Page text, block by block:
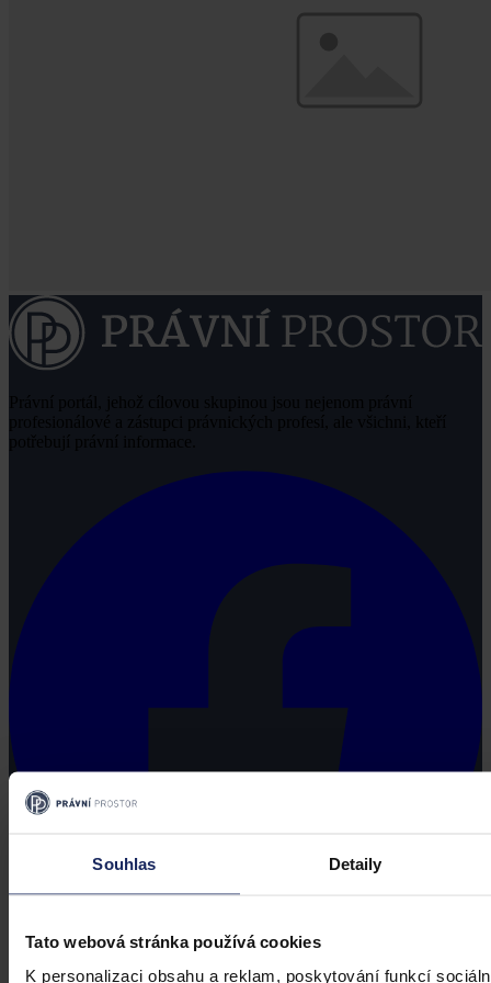
Souhlas Detaily
Tato webová stránka používá cookies
K personalizaci obsahu a reklam, poskytování funkcí